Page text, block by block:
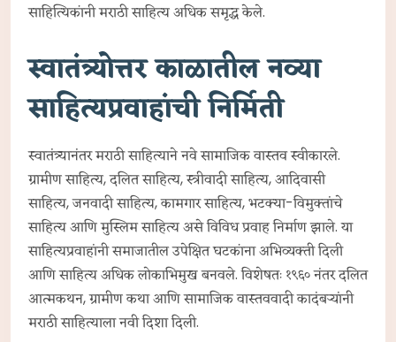
साहित्यिकांनी मराठी साहित्य अधिक समृद्ध केले.
स्वातंत्र्योत्तर काळातील नव्या
साहित्यप्रवाहांची निर्मिती
स्वातंत्र्यानंतर मराठी साहित्याने नवे सामाजिक वास्तव स्वीकारले.
ग्रामीण साहित्य, दलित साहित्य, स्त्रीवादी साहित्य, आदिवासी
साहित्य, जनवादी साहित्य, कामगार साहित्य, भटक्या-विमुक्तांचे
साहित्य आणि मुस्लिम साहित्य असे विविध प्रवाह निर्माण झाले. या
साहित्यप्रवाहांनी समाजातील उपेक्षित घटकांना अभिव्यक्ती दिली
आणि साहित्य अधिक लोकाभिमुख बनवले. विशेषतः १९६० नंतर दलित
आत्मकथन, ग्रामीण कथा आणि सामाजिक वास्तववादी कादंबऱ्यांनी
मराठी साहित्याला नवी दिशा दिली.